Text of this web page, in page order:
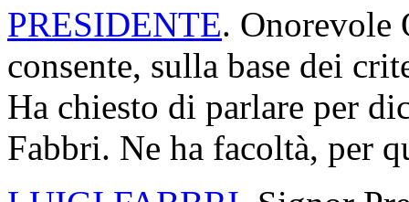
PRESIDENTE. Onorevole
consente, sulla base dei
Ha chiesto di parlare per
Fabbri. Ne ha facoltà, per